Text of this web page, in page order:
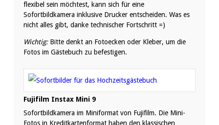
flexibel sein möchtest, kann sich für eine
Sofortbildkamera inklusive Drucker entscheiden. Was es
nicht alles gibt, danke technischer Fortschritt =)
Wichtig:Bitte denkt an Fotoecken oder Kleber, um die
Fotos im Gästebuch zu befestigen.
Fujifilm Instax Mini 9
Sofortbildkamera im Miniformat von Fujifilm. Die Mini-
Fotos in Kreditkartenformat haben den klassischen